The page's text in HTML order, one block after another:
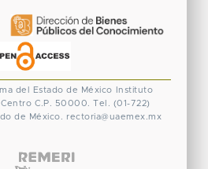
del Estado de México
Instituto
C.P. 50000. Tel. (01-722)
de México. rectoria@uaemex.mx